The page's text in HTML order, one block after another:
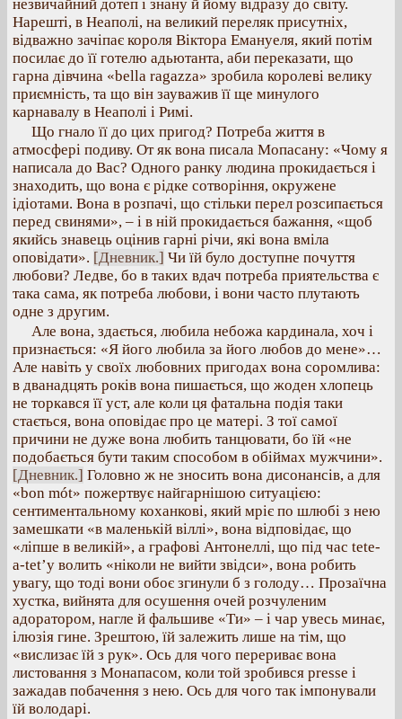
незвичайний дотеп і знану й йому відразу до світу.
Нарешті, в Неаполі, на великий переляк присутніх,
відважно зачіпає короля Віктора Емануеля, який потім
посилає до її готелю адьютанта, аби переказати, що
гарна дівчина «bella ragazza» зробила королеві велику
приємність, та що він зауважив її ще минулого
карнавалу в Неаполі і Римі.
Що гнало її до цих пригод? Потреба життя в
атмосфері подиву. От як вона писала Мопасану: «Чому я
написала до Вас? Одного ранку людина прокидається і
знаходить, що вона є рідке сотворіння, окружене
ідіотами. Вона в розпачі, що стільки перел розсипається
перед свинями», – і в ній прокидається бажання, «щоб
якийсь знавець оцінив гарні річи, які вона вміла
оповідати». [Дневник.] Чи їй було доступне почуття
любови? Ледве, бо в таких вдач потреба приятельства є
така сама, як потреба любови, і вони часто плутають
одне з другим.
Але вона, здається, любила небожа кардинала, хоч і
признається: «Я його любила за його любов до мене»…
Але навіть у своїх любовних пригодах вона соромлива:
в дванадцять років вона пишається, що жоден хлопець
не торкався її уст, але коли ця фатальна подія таки
стається, вона оповідає про це матері. З тої самої
причини не дуже вона любить танцювати, бо їй «не
подобається бути таким способом в обіймах мужчини».
[Дневник.] Головно ж не зносить вона дисонансів, а для
«bon mót» пожертвує найгарнішою ситуацією:
сентиментальному коханкові, який мріє по шлюбі з нею
замешкати «в маленькій віллі», вона відповідає, що
«ліпше в великій», а графові Антонеллі, що під час tete-
а-tet’y волить «ніколи не вийти звідси», вона робить
увагу, що тоді вони обоє згинули б з голоду… Прозаїчна
хустка, вийнята для осушення очей розчуленим
адоратором, нагле й фальшиве «Ти» – і чар увесь минає,
ілюзія гине. Зрештою, їй залежить лише на тім, що
«вислизає їй з рук». Ось для чого перериває вона
листовання з Монапасом, коли той зробився presse і
зажадав побачення з нею. Ось для чого так імпонували
їй володарі.